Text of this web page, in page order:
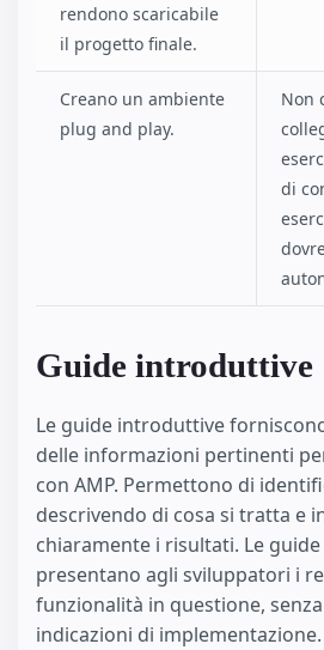
rendono scaricabile
il progetto finale.
Creano un ambiente
plug and play.
Non
di
Guide introduttive
Le guide introduttive
delle informazioni pertinenti
con AMP. Permettono di
descrivendo di cosa si tratta e
chiaramente i risultati. Le
presentano agli sviluppatori i
funzionalità in questione,
indicazioni di